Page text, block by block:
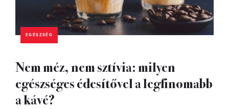
EGÉSZSÉG
Nem méz, nem sztívia: milyen
egészséges édesítővel a legfinomabb
a kávé?